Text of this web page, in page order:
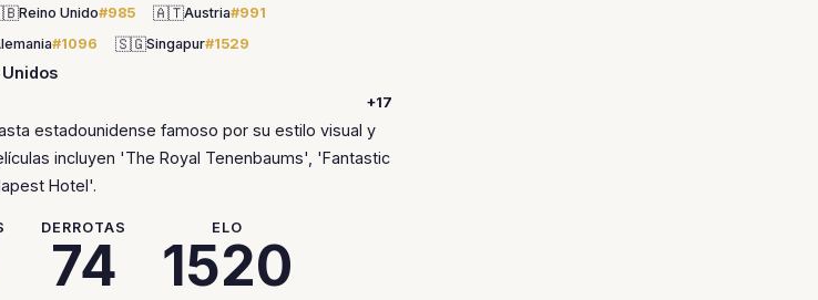
Reino Unido#985 🇦🇹Austria#991
#1096 🇸🇬Singapur#1529
+17
estadounidense famoso por su estilo visual y
incluyen 'The Royal Tenenbaums', 'Fantastic
Hotel'.
DERROTAS
74
ELO
1520